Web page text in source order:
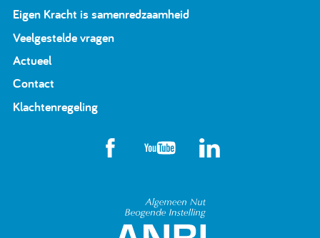
Eigen Kracht is samenredzaamheid
Veelgestelde vragen
Actueel
Contact
Klachtenregeling